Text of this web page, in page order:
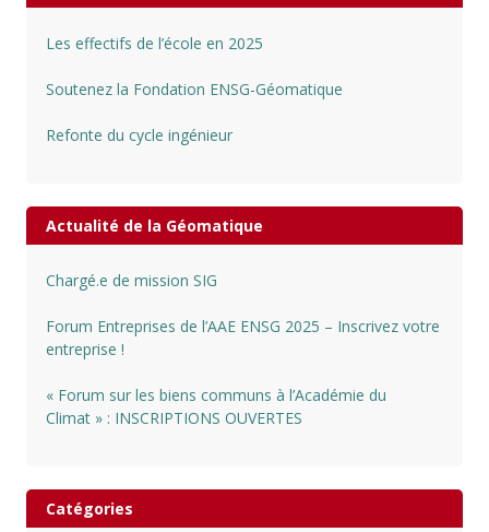
Les effectifs de l’école en 2025
Soutenez la Fondation ENSG-Géomatique
Refonte du cycle ingénieur
Actualité de la Géomatique
Chargé.e de mission SIG
Forum Entreprises de l’AAE ENSG 2025 – Inscrivez votre
entreprise !
« Forum sur les biens communs à l’Académie du
Climat » : INSCRIPTIONS OUVERTES
Catégories